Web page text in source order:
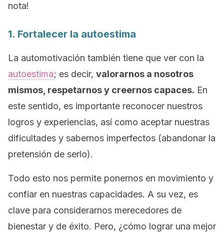
nota!
1. Fortalecer la autoestima
La automotivación también tiene que ver con la
autoestima; es decir, valorarnos a nosotros
mismos, respetarnos y creernos capaces. En
este sentido, es importante reconocer nuestros
logros y experiencias, así como aceptar nuestras
dificultades y sabernos imperfectos (abandonar la
pretensión de serlo).
Todo esto nos permite ponernos en movimiento y
confiar en nuestras capacidades. A su vez, es
clave para considerarnos merecedores de
bienestar y de éxito. Pero, ¿cómo lograr una mejor